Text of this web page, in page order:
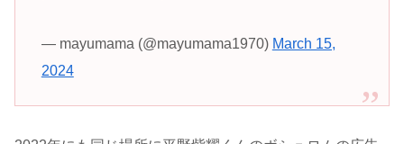
— mayumama (@mayumama1970) March 15,
2024